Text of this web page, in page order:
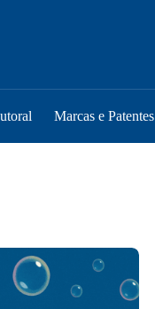
Marcas e Patentes